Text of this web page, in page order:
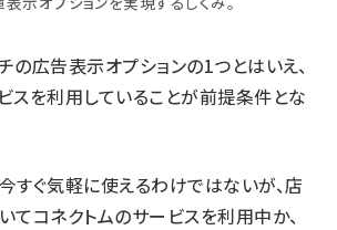
の広告表示オプションの1つとはいえ、
スを利用していることが前提条件とな
すぐ気軽に使えるわけではないが、店
てコネクトムのサービスを利用中か、